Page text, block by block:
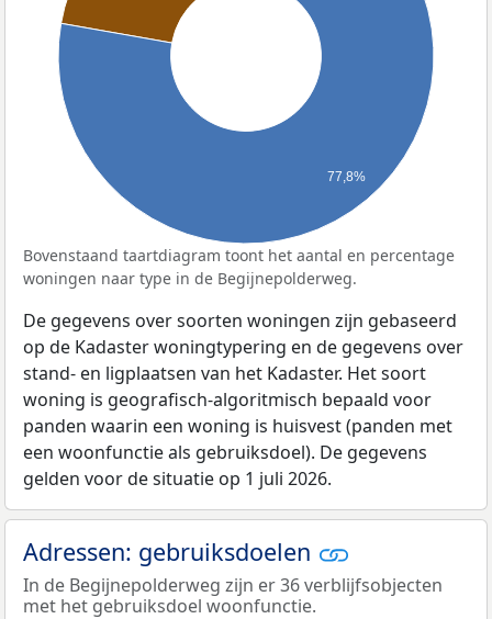
77,8%
Bovenstaand taartdiagram toont het aantal en percentage
woningen naar type in de Begijnepolderweg.
De gegevens over soorten woningen zijn gebaseerd
op de Kadaster woningtypering en de gegevens over
stand- en ligplaatsen van het Kadaster. Het soort
woning is geografisch-algoritmisch bepaald voor
panden waarin een woning is huisvest (panden met
een woonfunctie als gebruiksdoel). De gegevens
gelden voor de situatie op 1 juli 2026.
Adressen: gebruiksdoelen
In de Begijnepolderweg zijn er 36 verblijfsobjecten
met het gebruiksdoel woonfunctie.